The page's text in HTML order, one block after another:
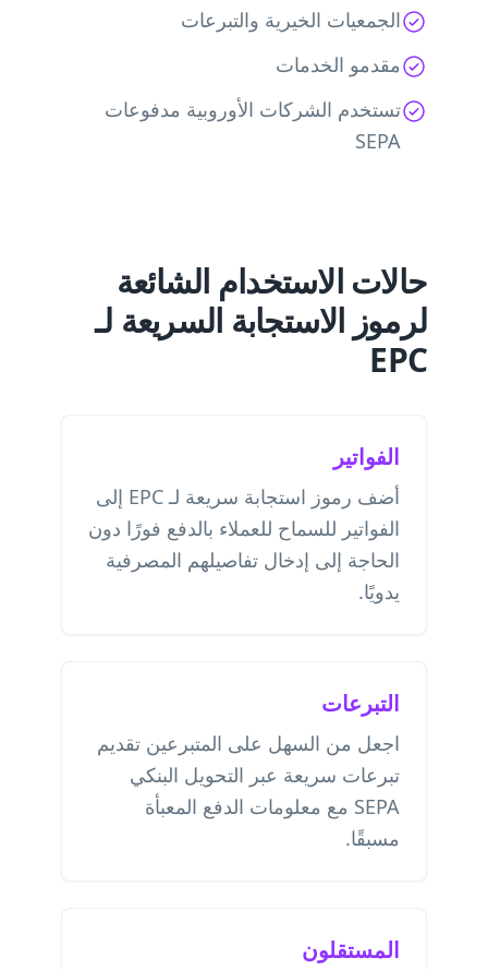
الجمعيات الخيرية والتبرعات
مقدمو الخدمات
تستخدم الشركات الأوروبية مدفوعات
SEPA
حالات الاستخدام الشائعة
لرموز الاستجابة السريعة لـ
EPC
الفواتير
أضف رموز استجابة سريعة لـ EPC إلى
الفواتير للسماح للعملاء بالدفع فورًا دون
الحاجة إلى إدخال تفاصيلهم المصرفية
يدويًا.
التبرعات
اجعل من السهل على المتبرعين تقديم
تبرعات سريعة عبر التحويل البنكي
SEPA مع معلومات الدفع المعبأة
مسبقًا.
المستقلون